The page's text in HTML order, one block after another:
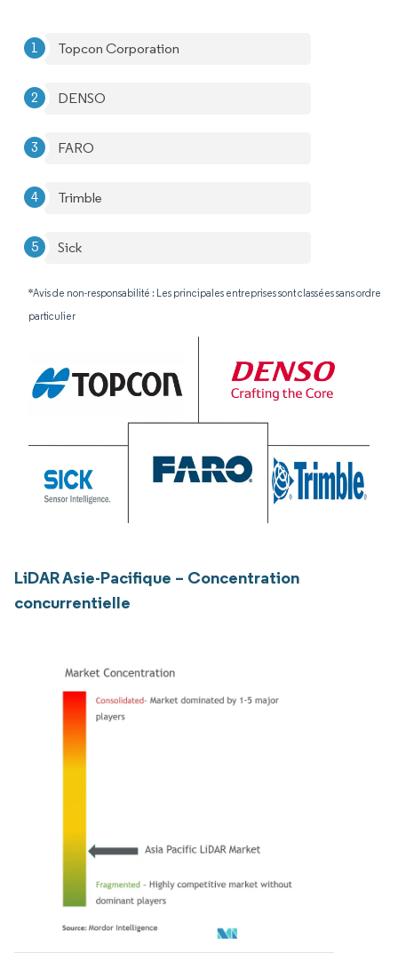
Topcon Corporation ​
DENSO
FARO
Trimble
Sick
*Avis de non-responsabilité : Les principales entreprises sont classées sans ordre
particulier
LiDAR Asie-Pacifique – Concentration
concurrentielle